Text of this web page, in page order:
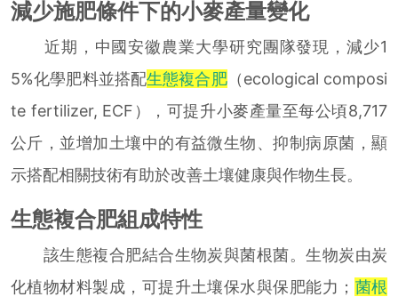
減少施肥條件下的小麥產量變化
近期，中國安徽農業大學研究團隊發現，減少1
5%化學肥料並搭配生態複合肥（ecological composi
te fertilizer, ECF），可提升小麥產量至每公頃8,717
公斤，並增加土壤中的有益微生物、抑制病原菌，顯
示搭配相關技術有助於改善土壤健康與作物生長。
生態複合肥組成特性
該生態複合肥結合生物炭與菌根菌。生物炭由炭
化植物材料製成，可提升土壤保水與保肥能力； 菌根